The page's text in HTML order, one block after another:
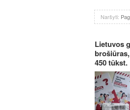
Naršyti:
Lietuvos
450 tūkst.